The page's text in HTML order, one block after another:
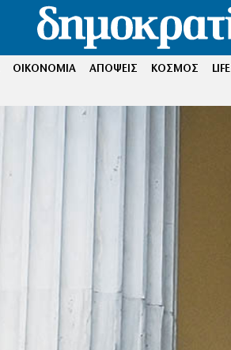
ΟΙΚΟΝΟΜΙΑ ΑΠΟΨΕΙΣ ΚΟΣΜΟΣ LIFE